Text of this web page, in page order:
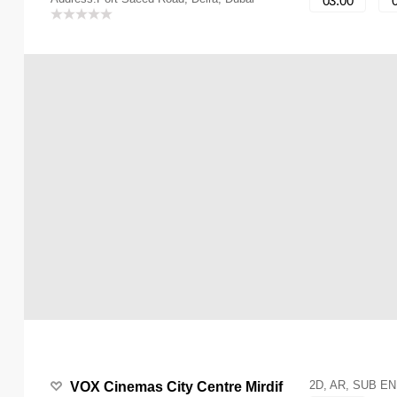
VOX Cinemas City Centre Mirdif 2D, AR, SUB EN